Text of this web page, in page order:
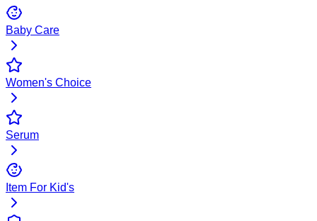
Baby Care
Women's Choice
Serum
Item For Kid's